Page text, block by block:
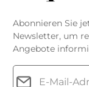
Abonnieren Sie
Newsletter, um
Angebote
E-Mail-Adresse*